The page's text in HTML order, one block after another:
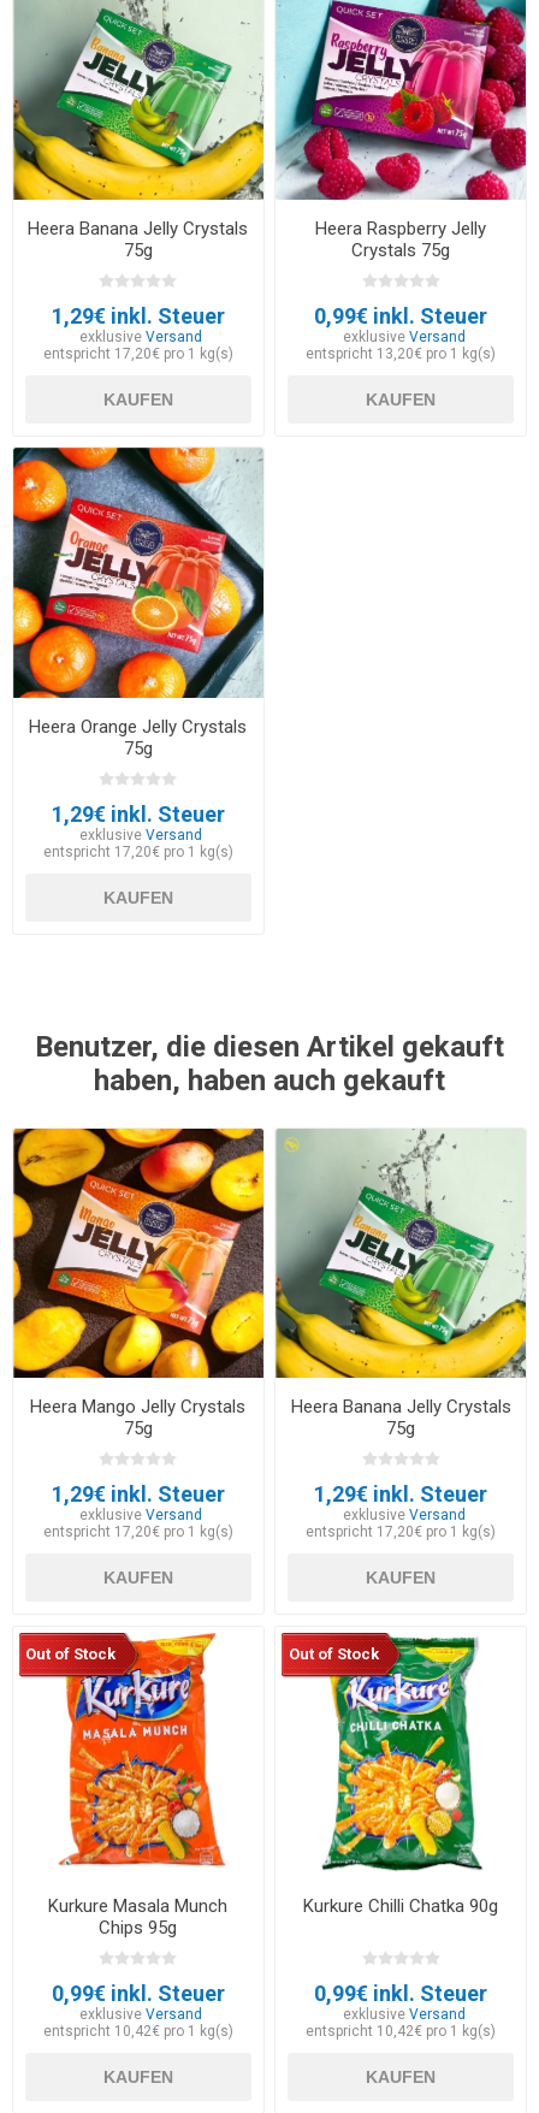
Heera Banana Jelly Crystals
75g
1,29€ inkl. Steuer
exklusiveVersand
entspricht 17,20€ pro 1 kg(s)
KAUFEN
Heera Raspberry Jelly
Crystals 75g
0,99€ inkl. Steuer
exklusive Versand
entspricht 13,20€ pro 1 kg(s)
KAUFEN
Heera Orange Jelly Crystals
75g
1,29€ inkl. Steuer
exklusiveVersand
entspricht 17,20€ pro 1 kg(s)
KAUFEN
Benutzer, die diesen Artikel gekauft
haben, haben auch gekauft
Heera Mango Jelly Crystals
75g
1,29€ inkl. Steuer
exklusiveVersand
entspricht 17,20€ pro 1 kg(s)
KAUFEN
Heera Banana Jelly Crystals
75g
1,29€ inkl. Steuer
exklusive Versand
entspricht 17,20€ pro 1 kg(s)
KAUFEN
Out of Stock
Kurkure Masala Munch
Chips 95g
0,99€ inkl. Steuer
exklusiveVersand
entspricht 10,42€ pro 1 kg(s)
KAUFEN
Out of Stock
Kurkure Chilli Chatka 90g
0,99€ inkl. Steuer
exklusive Versand
entspricht 10,42€ pro 1 kg(s)
KAUFEN